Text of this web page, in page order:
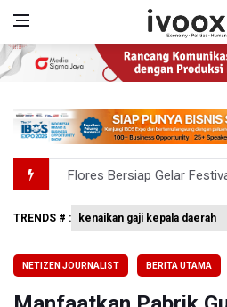
Flores Bersiap Gelar
Kemkomdigi Targetkan
BGN Wajibkan Ompreng
TRENDS # : kenaikan gaji kepala daerah
NETIZEN JOURNALIST BERITA UTAMA